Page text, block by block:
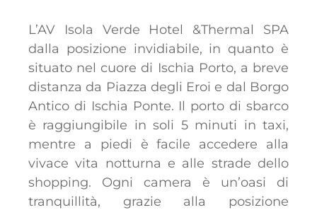
L’AV Isola Verde Hotel &Thermal SPA
dalla posizione invidiabile, in quanto è
situato nel cuore di Ischia Porto, a breve
distanza da Piazza degli Eroi e dal Borgo
Antico di Ischia Ponte. Il porto di sbarco
è raggiungibile in soli 5 minuti in taxi,
mentre a piedi è facile accedere alla
vivace vita notturna e alle strade dello
shopping. Ogni camera è un’oasi di
tranquillità, grazie alla posizione